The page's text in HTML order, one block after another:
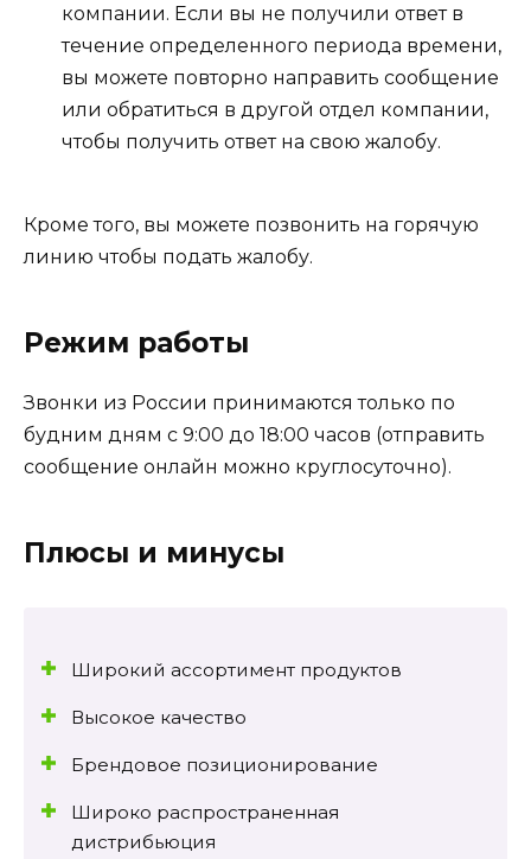
компании. Если вы не получили ответ в
течение определенного периода времени,
вы можете повторно направить сообщение
или обратиться в другой отдел компании,
чтобы получить ответ на свою жалобу.
Кроме того, вы можете позвонить на горячую
линию чтобы подать жалобу.
Режим работы
Звонки из России принимаются только по
будним дням с 9:00 до 18:00 часов (отправить
сообщение онлайн можно круглосуточно).
Плюсы и минусы
Широкий ассортимент продуктов
Высокое качество
Брендовое позиционирование
Широко распространенная
дистрибьюция